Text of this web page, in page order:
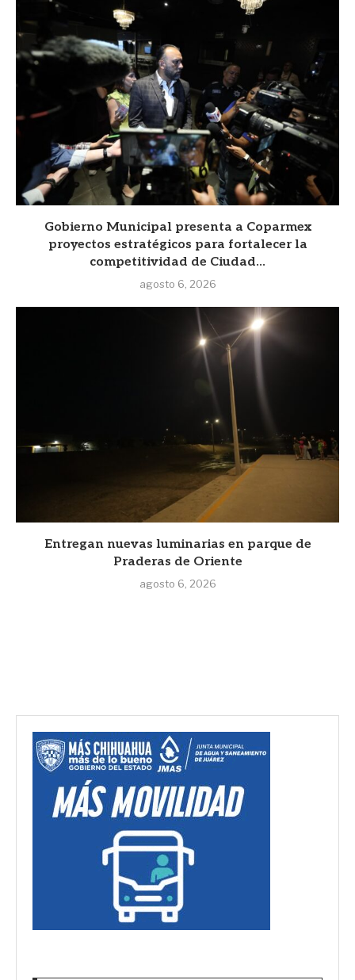
Gobierno Municipal presenta a Coparmex
proyectos estratégicos para fortalecer la
competitividad de Ciudad...
agosto 6, 2026
Entregan nuevas luminarias en parque de
Praderas de Oriente
agosto 6, 2026